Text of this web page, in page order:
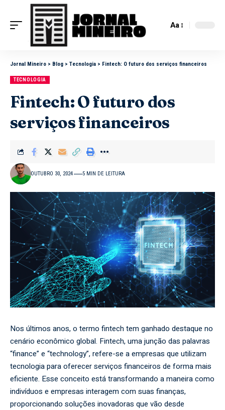
Aa
Jornal Mineiro > Blog > Tecnologia > Fintech: O futuro dos serviços financeiros
TECNOLOGIA
Fintech: O futuro dos
serviços financeiros
OUTUBRO 30, 2024 5 MIN DE LEITURA
Nos últimos anos, o termo fintech tem ganhado destaque no
cenário econômico global. Fintech, uma junção das palavras
“finance” e “technology”, refere-se a empresas que utilizam
tecnologia para oferecer serviços financeiros de forma mais
eficiente. Esse conceito está transformando a maneira como
indivíduos e empresas interagem com suas finanças,
proporcionando soluções inovadoras que vão desde